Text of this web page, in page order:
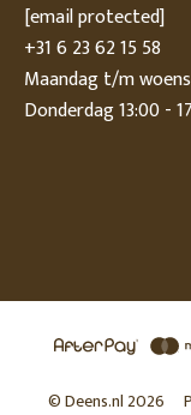
[email protected]
+31 6 23 62 15 58
Maandag t/m
Donderdag 13:00 -
© Deens.nl 2026